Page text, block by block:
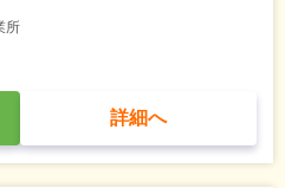
所
詳細へ